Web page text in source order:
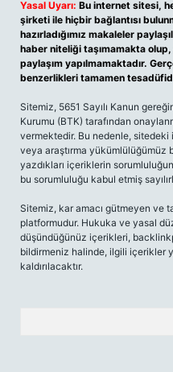
Yasal Uyarı: Bu internet sitesi,
şirketi ile hiçbir bağlantısı
hazırladığımız makaleler
haber niteliği taşımamakta
paylaşım yapılmamaktadır.
benzerlikleri tamamen
Sitemiz, 5651 Sayılı Kanun
Kurumu (BTK) tarafından
vermektedir. Bu nedenle,
veya araştırma yükümlülüğümüz
yazdıkları içeriklerin
bu sorumluluğu kabul etmiş
Sitemiz, kar amacı gütmeyen ve
platformudur. Hukuka ve yasal
düşündüğünüz içerikleri,
bildirmeniz halinde, ilgili içerikler
kaldırılacaktır.